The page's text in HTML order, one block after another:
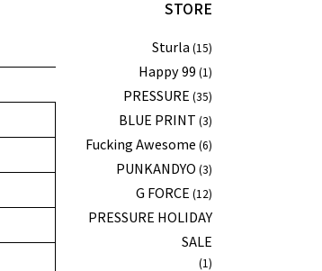
STORE
Sturla (15)
Happy 99 (1)
PRESSURE (35)
BLUE PRINT (3)
Fucking Awesome (6)
PUNKANDYO (3)
G FORCE (12)
PRESSURE HOLIDAY
SALE
(1)